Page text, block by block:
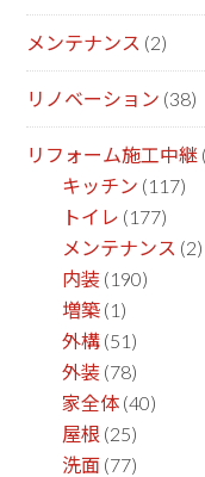
メンテナンス (2)
リノベーション (38)
リフォーム施工中継
キッチン (117)
トイレ (177)
メンテナンス (2)
内装 (190)
増築 (1)
外構 (51)
外装 (78)
家全体 (40)
屋根 (25)
洗面 (77)